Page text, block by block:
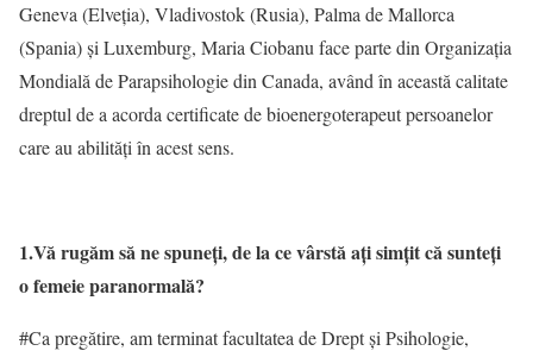
Geneva (Elveţia), Vladivostok (Rusia), Palma de Mallorca
(Spania) şi Luxemburg, Maria Ciobanu face parte din Organizaţia
Mondială de Parapsihologie din Canada, având în această calitate
dreptul de a acorda certificate de bioenergoterapeut persoanelor
care au abilităţi în acest sens.
1.Vă rugăm să ne spuneţi, de la ce vârstă aţi simţit că sunteţi
o femeie paranormală?
#Ca pregătire, am terminat facultatea de Drept şi Psihologie,